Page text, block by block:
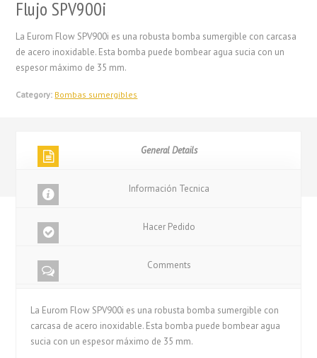
Flujo SPV900i
La Eurom Flow SPV900i es una robusta bomba sumergible con carcasa
de acero inoxidable. Esta bomba puede bombear agua sucia con un
espesor máximo de 35 mm.
Category: Bombas sumergibles
General Details
Información Tecnica
Hacer Pedido
Comments
La Eurom Flow SPV900i es una robusta bomba sumergible con
carcasa de acero inoxidable. Esta bomba puede bombear agua
sucia con un espesor máximo de 35 mm.